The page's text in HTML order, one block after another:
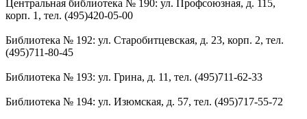
Центральная библиотека № 190: ул. Профсоюзная, д. 115,
корп. 1, тел. (495)420-05-00
Библиотека № 192: ул. Старобитцевская, д. 23, корп. 2, тел.
(495)711-80-45
Библиотека № 193: ул. Грина, д. 11, тел. (495)711-62-33
Библиотека № 194: ул. Изюмская, д. 57, тел. (495)717-55-72